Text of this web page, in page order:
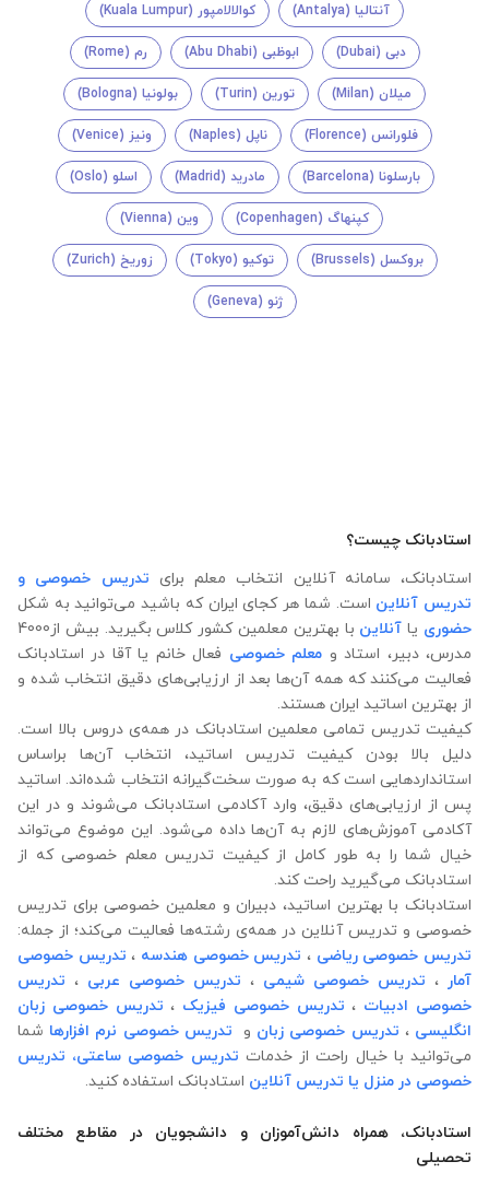
آنتالیا (Antalya) کوالالامپور (Kuala Lumpur)
دبی (Dubai) ابوظبی (Abu Dhabi) رم (Rome)
میلان (Milan) تورین (Turin) بولونیا (Bologna)
فلورانس (Florence) ناپل (Naples) ونیز (Venice)
بارسلونا (Barcelona) مادرید (Madrid) اسلو (Oslo)
کپنهاگ (Copenhagen) وین (Vienna)
بروکسل (Brussels) توکیو (Tokyo) زوریخ (Zurich)
ژنو (Geneva)
استادبانک چیست؟
استادبانک، سامانه آنلاین انتخاب معلم برای تدریس خصوصی و
تدریس آنلاین است. شما هر کجای ایران که باشید می‌توانید به شکل
حضوری یا آنلاین
با بهترین معلمین کشور کلاس بگیرید. بیش از4000
مدرس، دبیر، استاد و معلم خصوصی فعال خانم یا آقا در استادبانک
فعالیت می‌کنند که همه آن‌ها بعد از ارزیابی‌های دقیق انتخاب شده‌ و
از بهترین اساتید ایران هستند.
کیفیت تدریس تمامی معلمین استادبانک در همه‌ی دروس بالا است.
دلیل بالا بودن کیفیت تدریس اساتید، انتخاب آن‌ها براساس
استانداردهایی است که به صورت سخت‌گیرانه انتخاب شده‌اند. اساتید
پس از ارزیابی‌های دقیق، وارد آکادمی استادبانک می‌شوند و در این
آکادمی آموزش‌های لازم به آن‌ها داده می‌شود. این موضوع می‌تواند
خیال شما را به طور کامل از کیفیت تدریس معلم خصوصی که از
استادبانک می‌گیرید راحت کند.
استادبانک با بهترین اساتید، دبیران و معلمین خصوصی برای تدریس
خصوصی و تدریس آنلاین در همه‌ی رشته‌ها فعالیت می‌کند؛ از جمله:
تدریس خصوصی ریاضی ، تدریس خصوصی هندسه ، تدریس خصوصی
آمار ، تدریس خصوصی شیمی ، تدریس خصوصی عربی ، تدریس
خصوصی ادبیات ، تدریس خصوصی فیزیک ، تدریس خصوصی زبان
انگلیسی، تدریس خصوصی زبان و تدریس خصوصی نرم افزارها شما
می‌توانید با خیال راحت از خدمات تدریس خصوصی ساعتی، تدریس
خصوصی در منزل یا تدریس آنلاین استادبانک استفاده کنید.
استادبانک، همراه دانش‌آموزان و دانشجویان در مقاطع مختلف
تحصیلی